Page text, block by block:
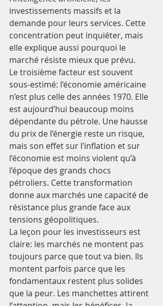
investissements massifs et la
demande pour leurs services. Cette
concentration peut inquiéter, mais
elle explique aussi pourquoi le
marché résiste mieux que prévu.
Le troisième facteur est souvent
sous-estimé: l’économie américaine
n’est plus celle des années 1970. Elle
est aujourd’hui beaucoup moins
dépendante du pétrole. Une hausse
du prix de l’énergie reste un risque,
mais son effet sur l’inflation et sur
l’économie est moins violent qu’à
l’époque des grands chocs
pétroliers. Cette transformation
donne aux marchés une capacité de
résistance plus grande face aux
tensions géopolitiques.
La leçon pour les investisseurs est
claire: les marchés ne montent pas
toujours parce que tout va bien. Ils
montent parfois parce que les
fondamentaux restent plus solides
que la peur. Les manchettes attirent